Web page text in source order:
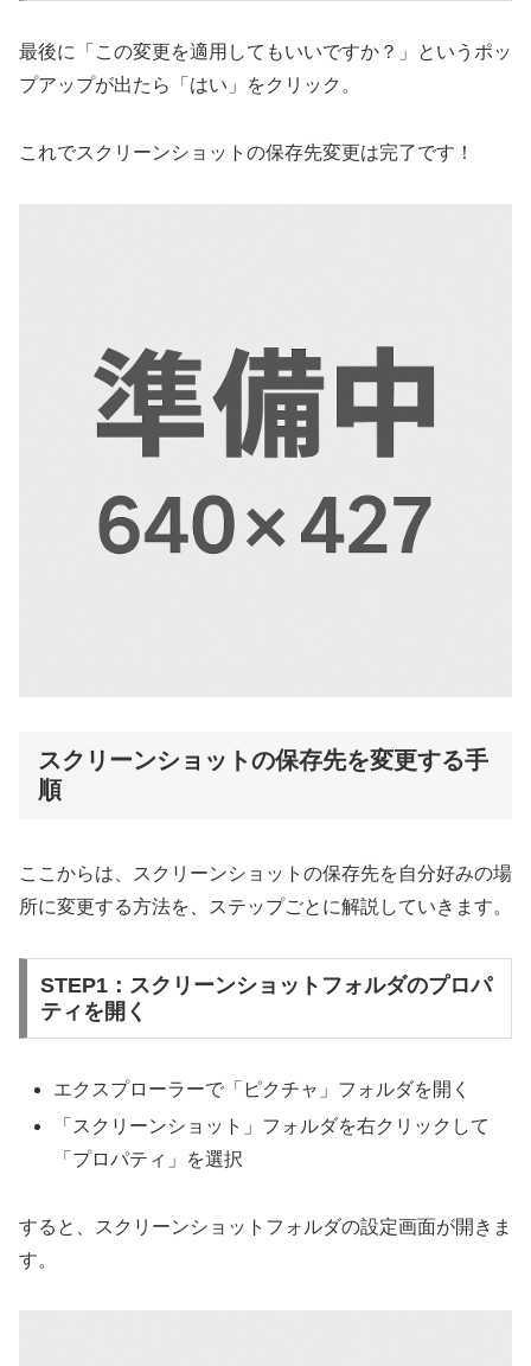
最後に「この変更を適用してもいいですか？」というポッ
プアップが出たら「はい」をクリック。
これでスクリーンショットの保存先変更は完了です！
スクリーンショットの保存先を変更する手
順
ここからは、スクリーンショットの保存先を自分好みの場
所に変更する方法を、ステップごとに解説していきます。
STEP1：スクリーンショットフォルダのプロパ
ティを開く
エクスプローラーで「ピクチャ」フォルダを開く
「スクリーンショット」フォルダを右クリックして
「プロパティ」を選択
すると、スクリーンショットフォルダの設定画面が開きま
す。